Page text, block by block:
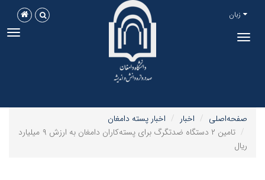
Toggle
زبان
صفحه‌اصلی اخبار
اخبار پسته دامغان
تامین ۲ دستگاه ضدتگرگ برای پسته‌کاران دامغان به ارزش ۹ میلیارد
ریال